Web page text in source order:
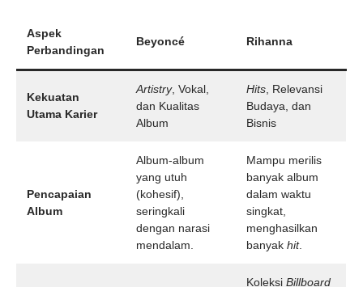
Aspek
Perbandingan
Beyoncé Rihanna
Kekuatan
Utama Karier
Artistry, Vokal,
dan Kualitas
Album
Hits , Relevansi
Budaya, dan
Bisnis
Pencapaian
Album
Album-album
yang utuh
(kohesif),
seringkali
dengan narasi
mendalam.
Mampu merilis
banyak album
dalam waktu
singkat,
menghasilkan
banyak hit.
Koleksi Billboard